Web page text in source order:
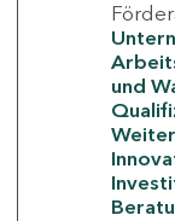
und